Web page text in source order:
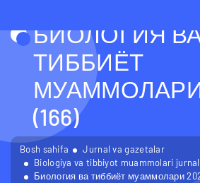
БИОЛОГИЯ
ТИББИЁТ
МУАММОЛАРИ
(166)
Bosh sahifa
Jurnal va gazetalar
Biologiya va tibbiyot muammolari
Биология ва тиббиёт муаммолари